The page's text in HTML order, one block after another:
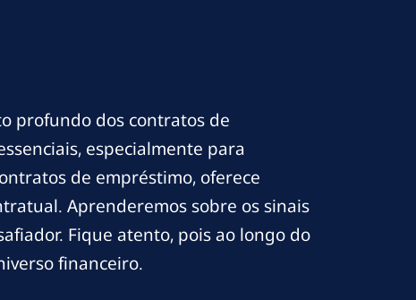
profundo dos contratos de
especialmente para
de empréstimo, oferece
Aprenderemos sobre os sinais
Fique atento, pois ao longo do
financeiro.